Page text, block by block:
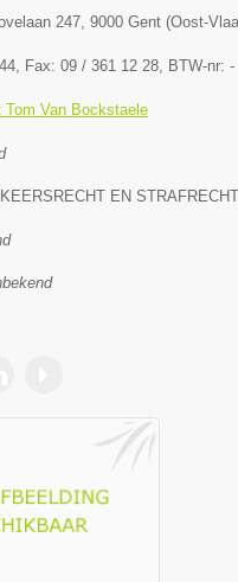
247 9000 Gent (Oost-
, Fax: 09 / 361 12 28 , BTW-nr: -
Tom Van Bockstaele
EN STRAFRECHT